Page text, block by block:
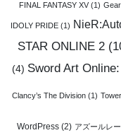
FINAL FANTASY XV(1)
IDOLY PRIDE (1)
STAR ONLINE 2
(4) Sword Art
Clancy’s The Division (1)
WordPress(2) アズールレ